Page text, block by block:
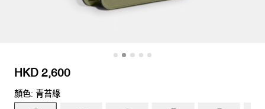
HKD 2,600
顏色: 青苔綠